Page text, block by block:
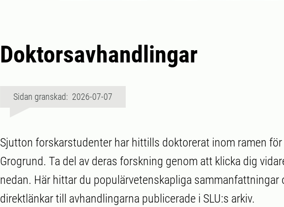
Doktorsavhandlingar
Sidan granskad: 2026-07-07
Sjutton forskarstudenter har hittills doktorerat inom ramen för
Grogrund. Ta del av deras forskning genom att klicka dig
nedan. Här hittar du populärvetenskapliga sammanfattningar
direktlänkar till avhandlingarna publicerade i SLU:s arkiv.